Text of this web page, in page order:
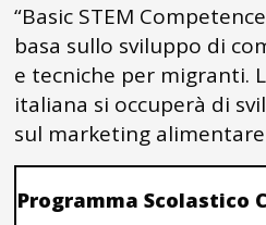
“Basic STEM
basa sullo sviluppo di
e tecniche per migranti.
italiana si occuperà di
sul marketing
Programma Scolastico